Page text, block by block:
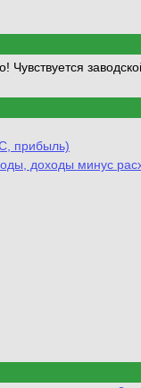
прибыль)
доходы минус